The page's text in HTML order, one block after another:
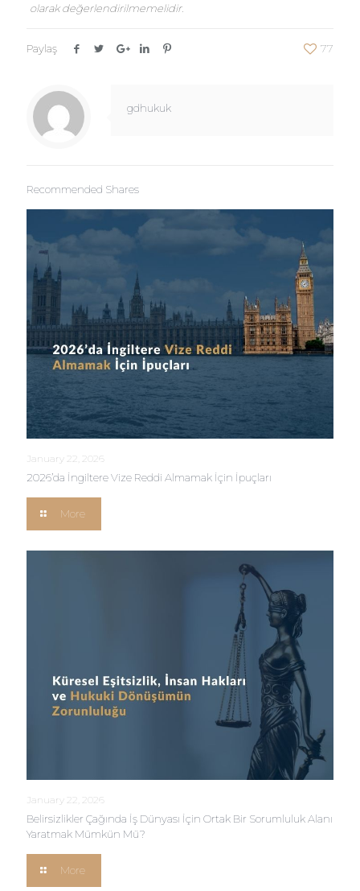
olarak değerlendirilmemelidir.
Paylaş 77
gdhukuk
Recommended Shares
January 22, 2026
2026’da İngiltere Vize Reddi Almamak İçin İpuçları
More
January 22, 2026
Belirsizlikler Çağında İş Dünyası İçin Ortak Bir Sorumluluk Alanı
Yaratmak Mümkün Mü?
More